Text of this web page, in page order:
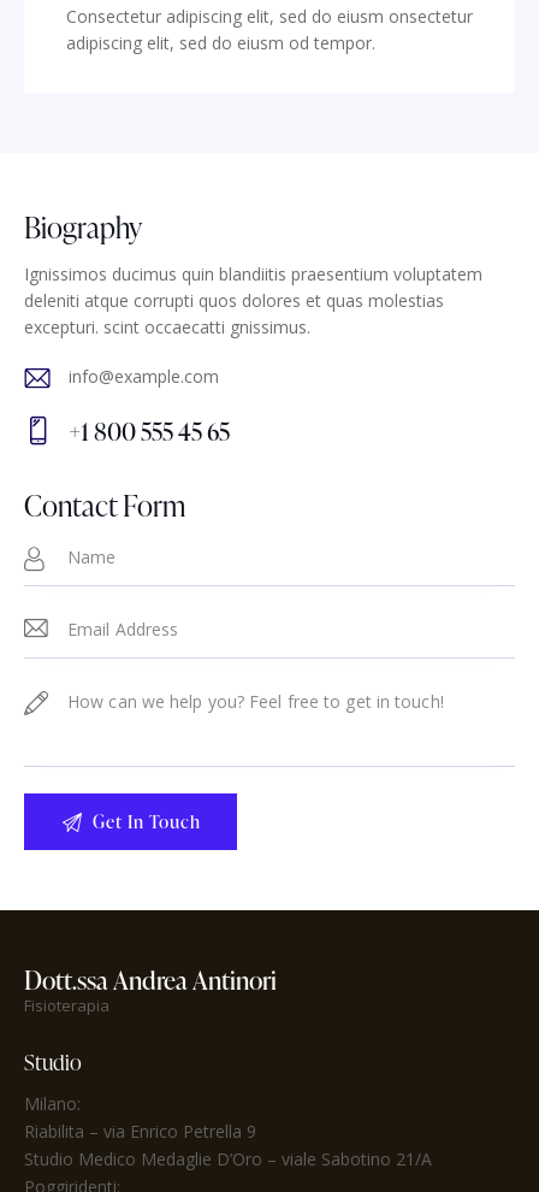
Consectetur adipiscing elit, sed do eiusm onsectetur
adipiscing elit, sed do eiusm od tempor.
Biography
Ignissimos ducimus quin blandiitis praesentium voluptatem
deleniti atque corrupti quos dolores et quas molestias
excepturi. scint occaecatti gnissimus.
E-
m
:
info@example.com
on
+1 800 555 45 65
Contact Form
Dott.ssa Andrea Antinori
Fisioterapia
Studio
Milano:
Riabilita – via Enrico Petrella 9
Studio Medico Medaglie D’Oro – viale Sabotino 21/A
Poggiridenti: